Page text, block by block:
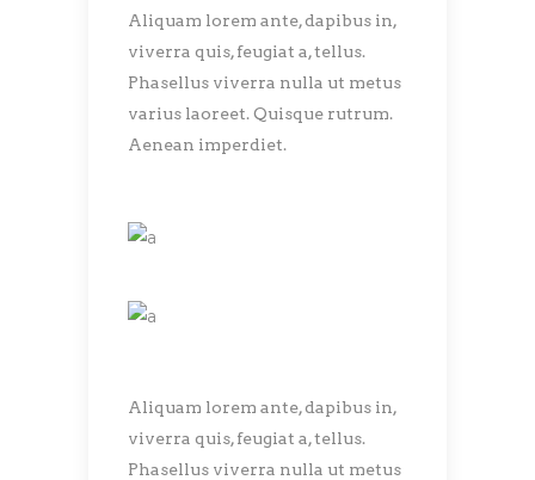
Aliquam lorem ante, dapibus in,
viverra quis, feugiat a, tellus.
Phasellus viverra nulla ut metus
varius laoreet. Quisque rutrum.
Aenean imperdiet.
Aliquam lorem ante, dapibus in,
viverra quis, feugiat a, tellus.
Phasellus viverra nulla ut metus